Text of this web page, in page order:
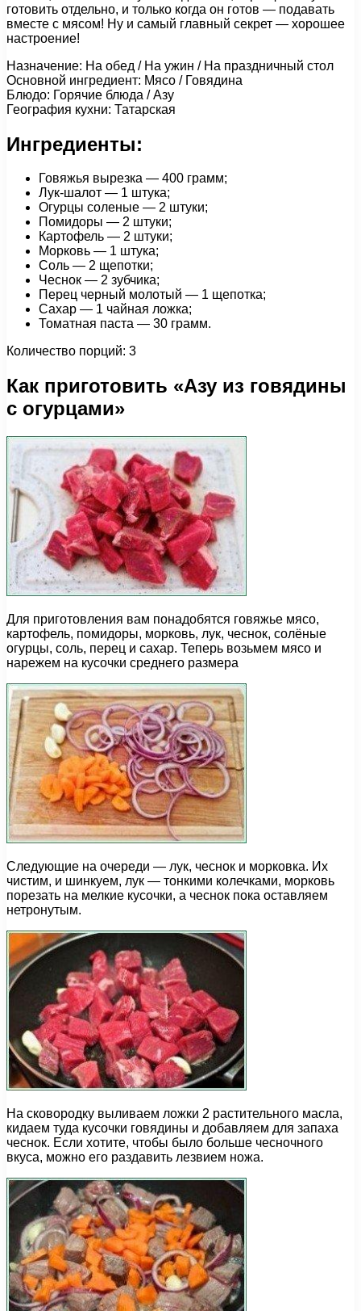
готовить отдельно, и только когда он готов — подавать
вместе с мясом! Ну и самый главный секрет — хорошее
настроение!
Назначение: На обед / На ужин / На праздничный стол
Основной ингредиент: Мясо / Говядина
Блюдо: Горячие блюда / Азу
География кухни: Татарская
Ингредиенты:
Говяжья вырезка — 400 грамм;
Лук-шалот — 1 штука;
Огурцы соленые — 2 штуки;
Помидоры — 2 штуки;
Картофель — 2 штуки;
Морковь — 1 штука;
Соль — 2 щепотки;
Чеснок — 2 зубчика;
Перец черный молотый — 1 щепотка;
Сахар — 1 чайная ложка;
Томатная паста — 30 грамм.
Количество порций: 3
Как приготовить «Азу из говядины
с огурцами»
Для приготовления вам понадобятся говяжье мясо,
картофель, помидоры, морковь, лук, чеснок, солёные
огурцы, соль, перец и сахар. Теперь возьмем мясо и
нарежем на кусочки среднего размера
Следующие на очереди — лук, чеснок и морковка. Их
чистим, и шинкуем, лук — тонкими колечками, морковь
порезать на мелкие кусочки, а чеснок пока оставляем
нетронутым.
На сковородку выливаем ложки 2 растительного масла,
кидаем туда кусочки говядины и добавляем для запаха
чеснок. Если хотите, чтобы было больше чесночного
вкуса, можно его раздавить лезвием ножа.